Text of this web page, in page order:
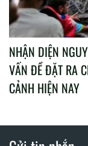
NHẬN DIỆN
VẤN ĐỀ ĐẶT RA
CẢNH HIỆN NAY